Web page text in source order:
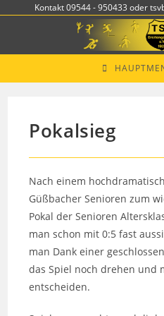
Kontakt 09544 - 950433 oder
Pokalsieg
Nach einem
Güßbacher Senioren zum
Pokal der Senioren
man schon mit 0:5 fast
man Dank einer
das Spiel noch drehen und
entscheiden.